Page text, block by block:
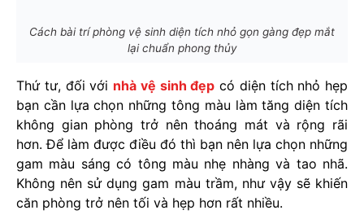
Cách bài trí phòng vệ sinh diện tích nhỏ gọn gàng đẹp mắt
lại chuẩn phong thủy
Thứ tư, đối với nhà vệ sinh đẹp có diện tích nhỏ hẹp
bạn cần lựa chọn những tông màu làm tăng diện tích
không gian phòng trở nên thoáng mát và rộng rãi
hơn. Để làm được điều đó thì bạn nên lựa chọn những
gam màu sáng có tông màu nhẹ nhàng và tao nhã.
Không nên sử dụng gam màu trầm, như vậy sẽ khiến
căn phòng trở nên tối và hẹp hơn rất nhiều.